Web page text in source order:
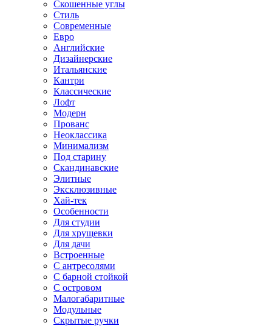
Скошенные углы
Стиль
Современные
Евро
Английские
Дизайнерские
Итальянские
Кантри
Классические
Лофт
Модерн
Прованс
Неоклассика
Минимализм
Под старину
Скандинавские
Элитные
Эксклюзивные
Хай-тек
Особенности
Для студии
Для хрущевки
Для дачи
Встроенные
С антресолями
С барной стойкой
С островом
Малогабаритные
Модульные
Скрытые ручки